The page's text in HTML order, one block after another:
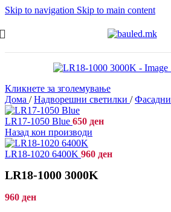
Skip to navigation Skip to main content
Кликнете за зголемување
Дома / Надворешни светилки / Фасадни
LR17-1050 Blue 650 ден
Назад кон производи
LR18-1020 6400K 960 ден
LR18-1000 3000K
960 ден